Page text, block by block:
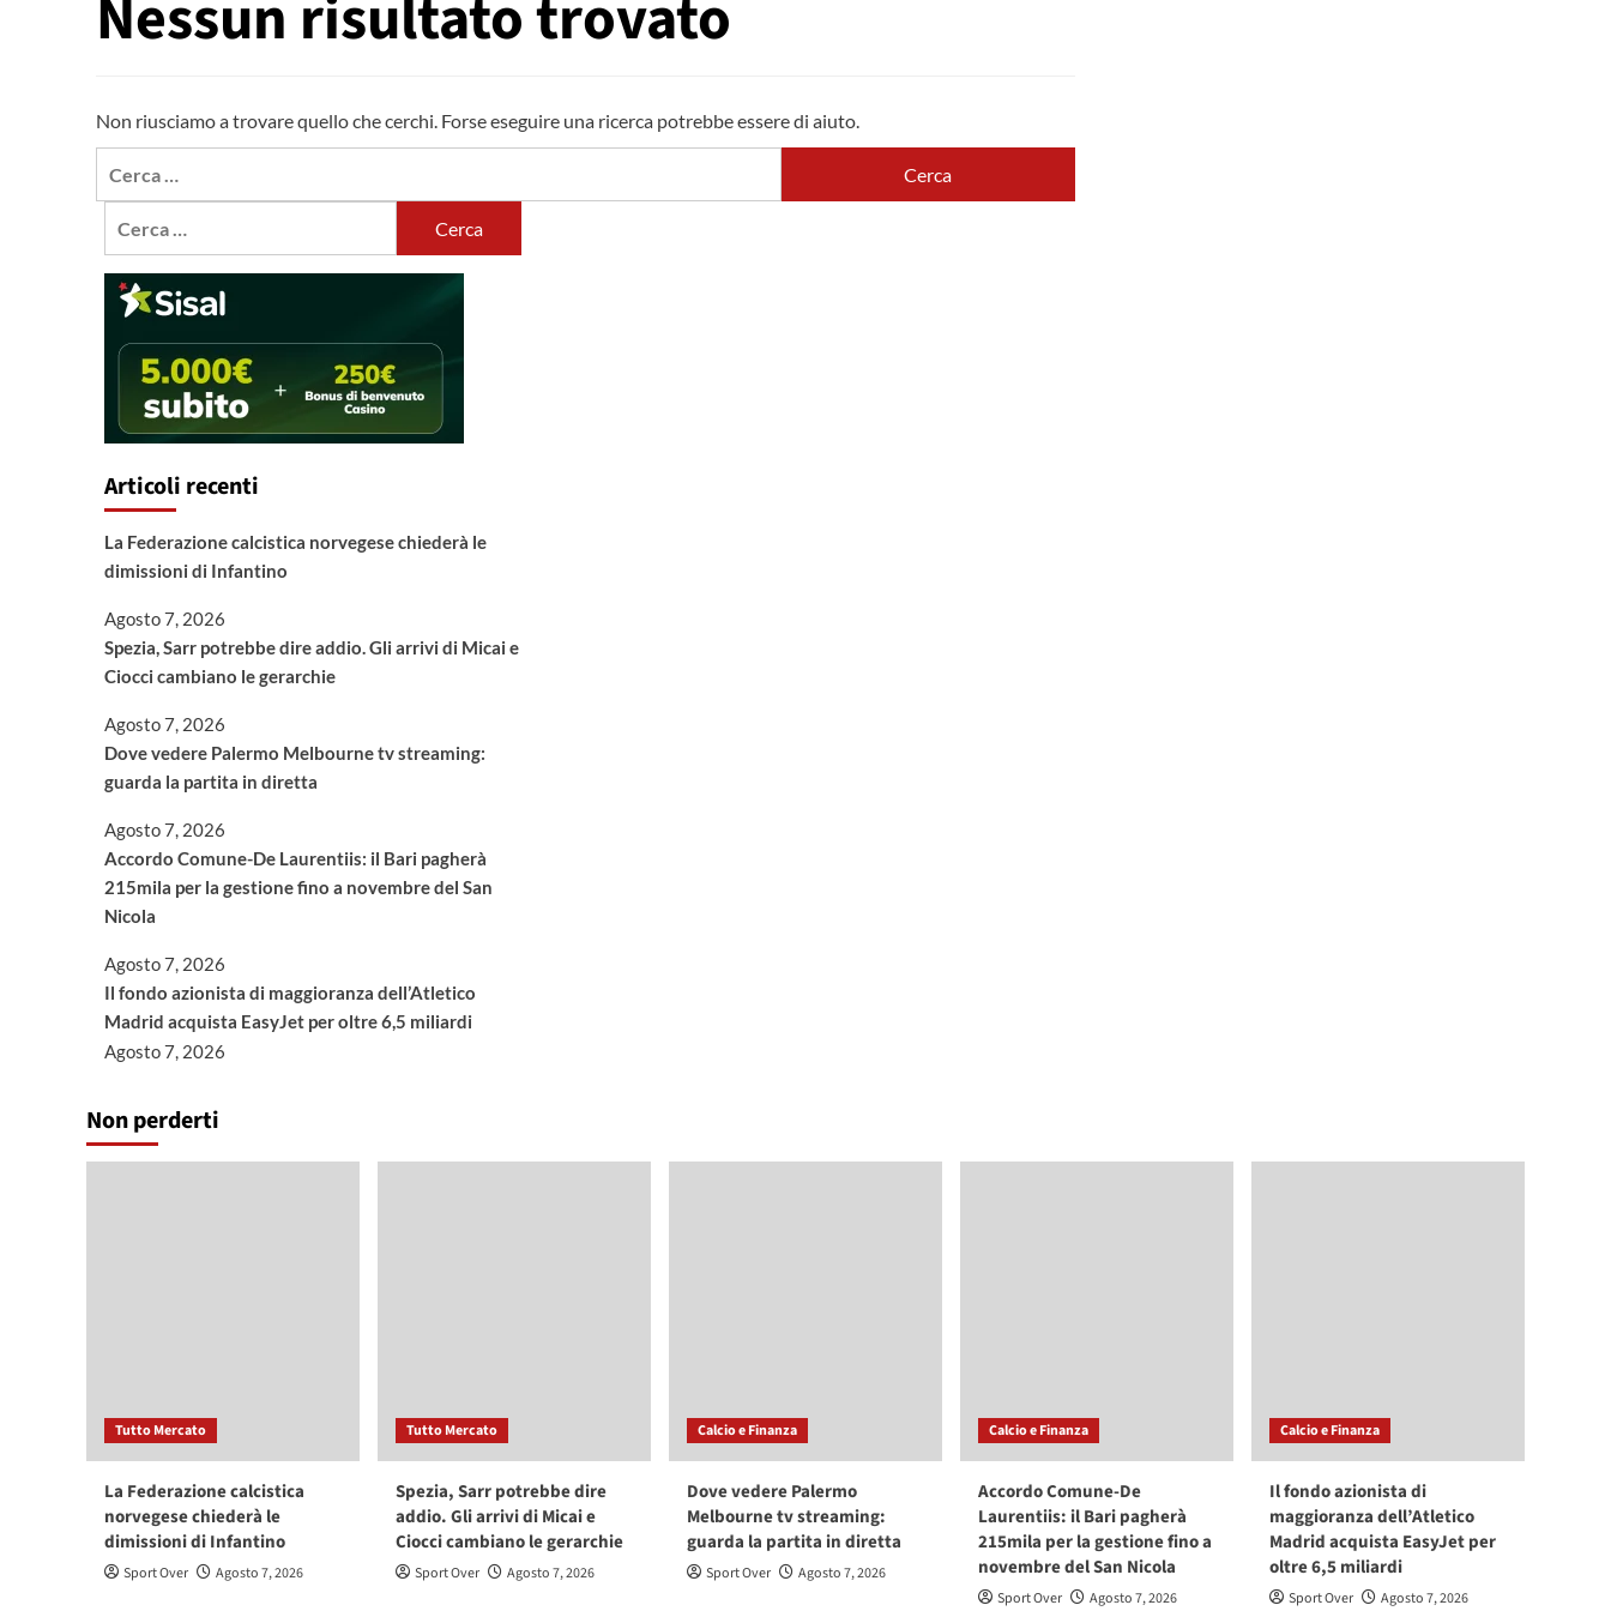
Nessun risultato trovato
Non riusciamo a trovare quello che cerchi. Forse eseguire una ricerca potrebbe essere di aiuto.
Articoli recenti
La Federazione calcistica norvegese chiederà le
dimissioni di Infantino
Agosto 7, 2026
Spezia, Sarr potrebbe dire addio. Gli arrivi di Micai e
Ciocci cambiano le gerarchie
Agosto 7, 2026
Dove vedere Palermo Melbourne tv streaming:
guarda la partita in diretta
Agosto 7, 2026
Accordo Comune-De Laurentiis: il Bari pagherà
215mila per la gestione fino a novembre del San
Nicola
Agosto 7, 2026
Il fondo azionista di maggioranza dell’Atletico
Madrid acquista EasyJet per oltre 6,5 miliardi
Agosto 7, 2026
Non perderti
Tutto Mercato
La Federazione calcistica
norvegese chiederà le
dimissioni di Infantino
Sport Over Agosto 7, 2026
Tutto Mercato
Spezia, Sarr potrebbe dire
addio. Gli arrivi di Micai e
Ciocci cambiano le gerarchie
Sport Over Agosto 7, 2026
Calcio e Finanza
Dove vedere Palermo
Melbourne tv streaming:
guarda la partita in diretta
Sport Over Agosto 7, 2026
Calcio e Finanza
Accordo Comune-De
Laurentiis: il Bari pagherà
215mila per la gestione fino a
novembre del San Nicola
Sport Over Agosto 7, 2026
Calcio e Finanza
Il fondo azionista di
maggioranza dell’Atletico
Madrid acquista EasyJet per
oltre 6,5 miliardi
Sport Over Agosto 7, 2026